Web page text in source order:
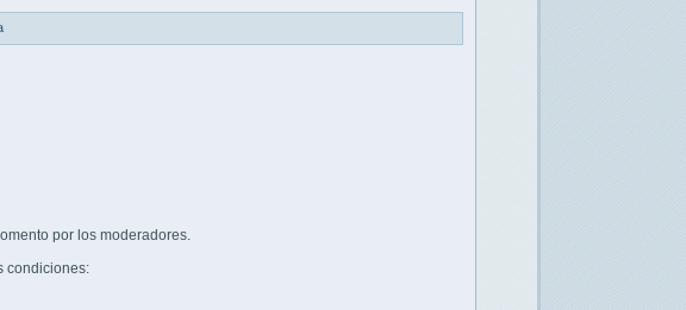
por los moderadores.
condiciones: